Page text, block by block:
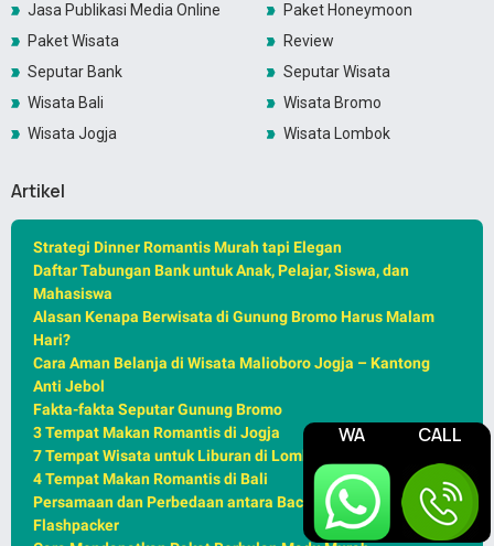
WA CALL
Jasa Publikasi Media Online
Paket Honeymoon
Paket Wisata
Review
Seputar Bank
Seputar Wisata
Wisata Bali
Wisata Bromo
Wisata Jogja
Wisata Lombok
Artikel
Strategi Dinner Romantis Murah tapi Elegan
Daftar Tabungan Bank untuk Anak, Pelajar, Siswa, dan
Mahasiswa
Alasan Kenapa Berwisata di Gunung Bromo Harus Malam
Hari?
Cara Aman Belanja di Wisata Malioboro Jogja – Kantong
Anti Jebol
Fakta-fakta Seputar Gunung Bromo
3 Tempat Makan Romantis di Jogja
7 Tempat Wisata untuk Liburan di Lombok
4 Tempat Makan Romantis di Bali
Persamaan dan Perbedaan antara Backpacker, Traveller,
Flashpacker